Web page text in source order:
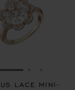
2
3
À LA
LACE MINI-